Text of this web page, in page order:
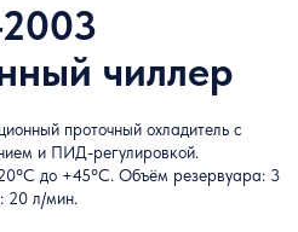
чиллер
проточный охладитель с
и ПИД-регулировкой.
до +45°C. Объём резервуара: 3
20 л/мин.